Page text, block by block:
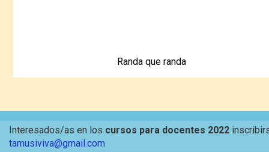
Randa que randa
Interesados/as en los cursos para docentes 2022
tamusiviva@gmail.com